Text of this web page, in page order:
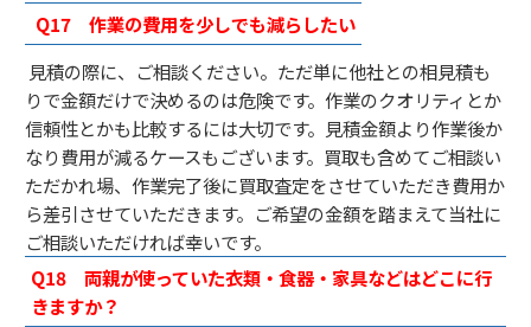
Q17 作業の費用を少しでも減らしたい
見積の際に、ご相談ください。ただ単に他社との相見積も
りで金額だけで決めるのは危険です。作業のクオリティとか
信頼性とかも比較するには大切です。見積金額より作業後か
なり費用が減るケースもございます。買取も含めてご相談い
ただかれ場、作業完了後に買取査定をさせていただき費用か
ら差引させていただきます。ご希望の金額を踏まえて当社に
ご相談いただければ幸いです。
Q18 両親が使っていた衣類・食器・家具などはどこに行
きますか？